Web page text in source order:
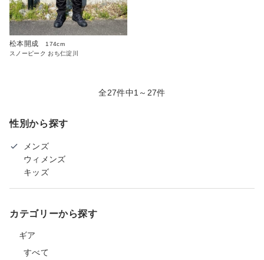
松本開成
174cm
スノーピーク おち仁淀川
全27件中1～27件
性別から探す
メンズ
ウィメンズ
キッズ
カテゴリーから探す
ギア
すべて